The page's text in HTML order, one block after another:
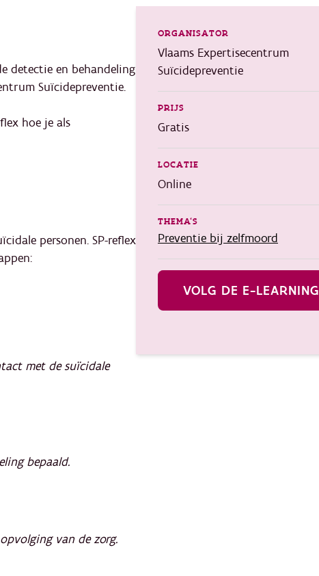
detectie en behandeling
Suïcidepreventie.
hoe je als
personen. SP-reflex
met de suïcidale
bepaald.
van de zorg.
ORGANISATOR
Vlaams Expertisecentrum
Suïcidepreventie
PRIJS
Gratis
LOCATIE
Online
THEMA'S
Preventie bij zelfmoord
VOLG DE E-LEARNING